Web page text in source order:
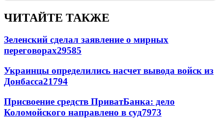
ЧИТАЙТЕ ТАКЖЕ
Зеленский сделал заявление о мирных
переговорах29585
Украинцы определились насчет вывода войск из
Донбасса21794
Присвоение средств ПриватБанка: дело
Коломойского направлено в суд7973